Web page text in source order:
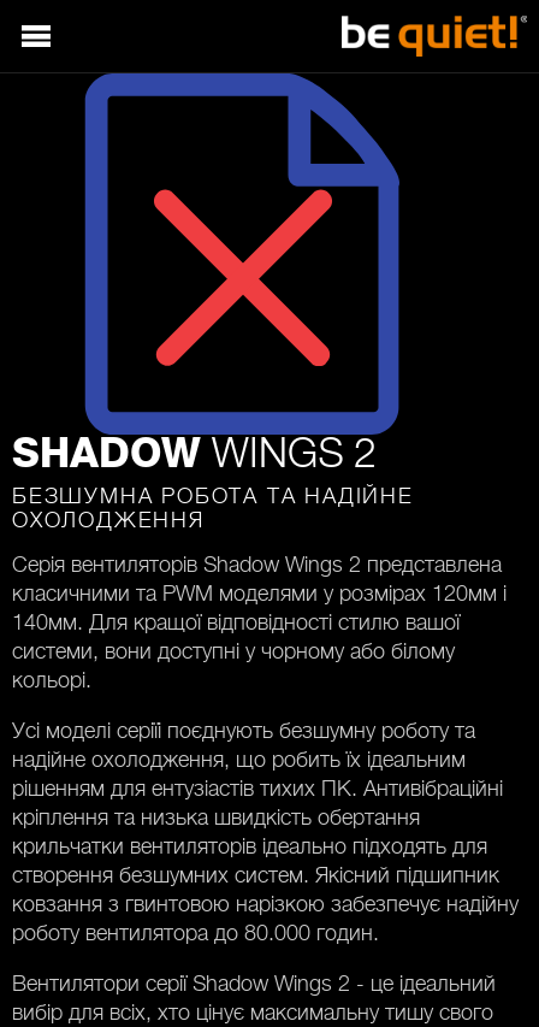
SHADOW WINGS 2
БЕЗШУМНА РОБОТА ТА НАДІЙНЕ
ОХОЛОДЖЕННЯ
Серія вентиляторів Shadow Wings 2 представлена ​​
класичними та PWM моделями у розмірах 120мм і
140мм. Для кращої відповідності стилю вашої
системи, вони доступні у чорному або білому
кольорі.
Усі моделі серіїі поєднують безшумну роботу та
надійне охолодження, що робить їх ідеальним
рішенням для ентузіастів тихих ПК. Антивібраційні
кріплення та низька швидкість обертання
крильчатки вентиляторів ідеально підходять для
створення безшумних систем. Якісний підшипник
ковзання з гвинтовою нарізкою забезпечує надійну
роботу вентилятора до 80.000 годин.
Вентилятори серії Shadow Wings 2 - це ідеальний
вибір для всіх, хто цінує максимальну тишу свого